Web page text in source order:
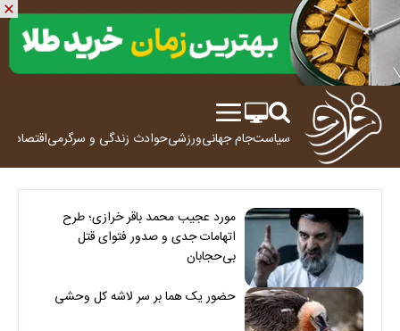
سیاستجام جهانیورزشیحوادث زندگی و سرگرمیاقتصاد
مورد عجیب محمد باقر خرازی؛ طرح
اتهامات جدی و صدور فتوای قتل
بی‌حجابان
حضور یک هما بر سر لاشه‌ کل وحشی